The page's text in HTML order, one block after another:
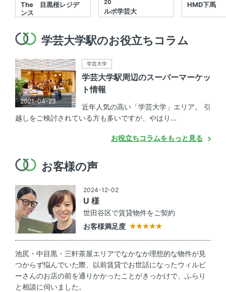
The 目黒桜レジデ
ンス
20
ルポ学芸大
HMD下馬
学芸大学駅のお役立ちコラム
2021-04-23
学芸大学
学芸大学駅周辺のスーパーマーケッ
ト情報
近年人気の高い「学芸大学」エリア。 引
越しをご検討されている方も多いですが、やはり...
お役立ちコラムをもっと見る
お客様の声
2024-12-02
U 様
世田谷区で賃貸物件をご契約
お客様満足度
池尻・中目黒・三軒茶屋エリアでなかなか理想的な物件が見
つからず悩んでいた際、以前賃貸でお世話になったウィルビ
ーさんのお店の前を通りかかったことがきっかけで、ふらり
と相談に伺いました。